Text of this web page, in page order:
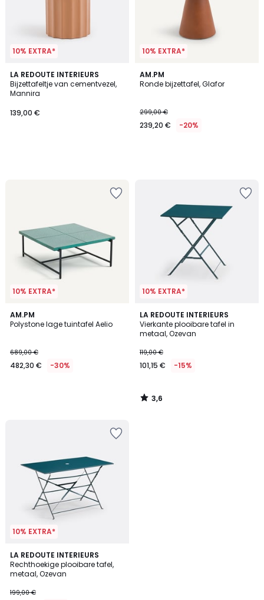
10% EXTRA*
LA REDOUTE INTERIEURS
Bijzettafeltje van cementvezel,
Mannira
139,00 €
10% EXTRA*
AM.PM
Ronde bijzettafel, Glafor
299,00 €
239,20 € -20%
10% EXTRA*
AM.PM
Polystone lage tuintafel Aelio
689,00 €
482,30 € -30%
10% EXTRA*
LA REDOUTE INTERIEURS
Vierkante plooibare tafel in
metaal, Ozevan
119,00 €
101,15 € -15%
3,6
/ 5
3,6
/
10% EXTRA*
LA REDOUTE INTERIEURS
Rechthoekige plooibare tafel,
metaal, Ozevan
199,00 €
3,7
/ 5